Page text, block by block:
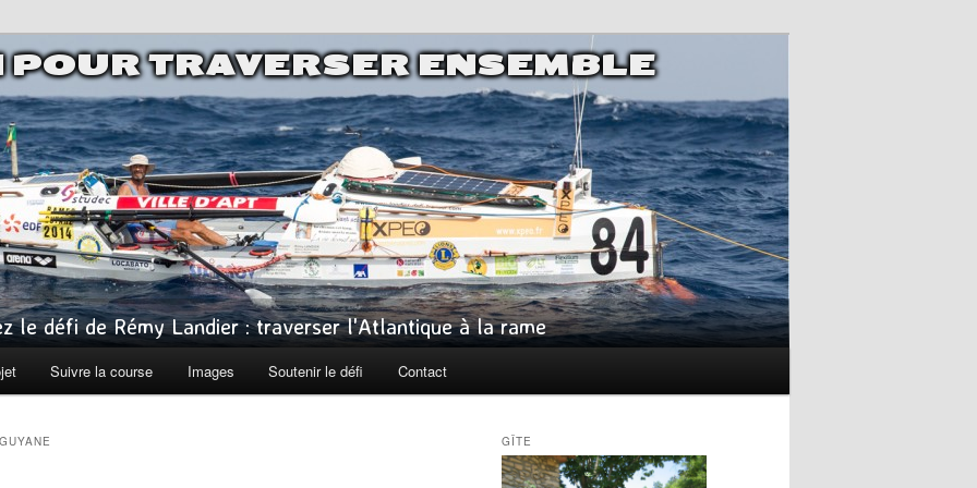
POUR TRAVERSER ENSEMBLE
le défi de Rémy Landier : traverser l'Atlantique à la rame
Suivre la course Images Soutenir le défi Contact
GÎTE